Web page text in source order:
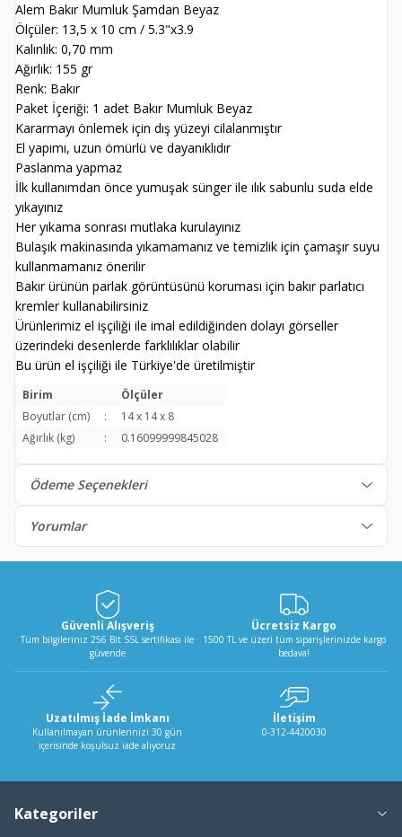
Alem Bakır Mumluk Şamdan Beyaz
Ölçüler: 13,5 x 10 cm / 5.3"x3.9
Kalınlık: 0,70 mm
Ağırlık: 155 gr
Renk: Bakır
Paket İçeriği: 1 adet Bakır Mumluk Beyaz
Kararmayı önlemek için dış yüzeyi cilalanmıştır
El yapımı, uzun ömürlü ve dayanıklıdır
Paslanma yapmaz
İlk kullanımdan önce yumuşak sünger ile ılık sabunlu suda elde
yıkayınız
Her yıkama sonrası mutlaka kurulayınız
Bulaşık makinasında yıkamamanız ve temizlik için çamaşır suyu
kullanmamanız önerilir
Bakır ürünün parlak görüntüsünü koruması için bakır parlatıcı
kremler kullanabilirsiniz
Ürünlerimiz el işçiliği ile imal edildiğinden dolayı görseller
üzerindeki desenlerde farklılıklar olabilir
Bu ürün el işçiliği ile Türkiye'de üretilmiştir
Birim
Ölçüler
Boyutlar (cm)
:
14 x 14 x 8
Ağırlık (kg)
: 0.16099999845028
Ödeme Seçenekleri
Yorumlar
Güvenli Alışveriş
Tüm bilgileriniz 256 Bit SSL sertifikası ile
güvende
Ücretsiz Kargo
1500 TL ve üzeri tüm siparişlerinizde kargo
bedava!
Uzatılmış İade İmkanı
Kullanılmayan ürünlerinizi 30 gün
içerisinde koşulsuz iade alıyoruz
İletişim
0-312-4420030
Kategoriler